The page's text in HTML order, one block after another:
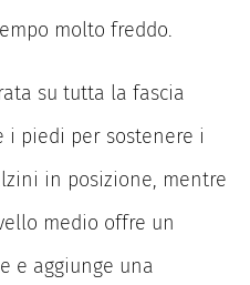
molto freddo.
su tutta la fascia
i piedi per sostenere i
in posizione, mentre
medio offre un
e aggiunge una